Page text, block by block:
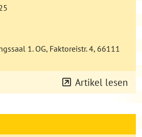
1. OG, Faktoreistr. 4, 66111
Artikel lesen